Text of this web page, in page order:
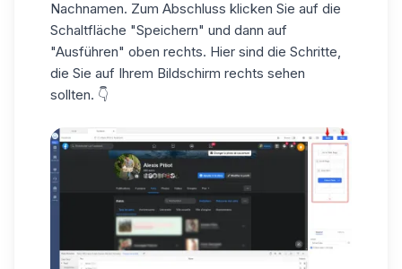
Nachnamen. Zum Abschluss klicken Sie auf die
Schaltfläche "Speichern" und dann auf
"Ausführen" oben rechts. Hier sind die Schritte,
die Sie auf Ihrem Bildschirm rechts sehen
sollten. 👇